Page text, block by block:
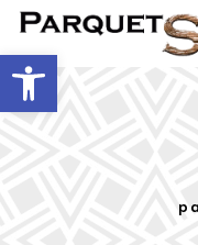
Abrir barra de